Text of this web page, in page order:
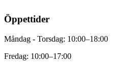
Öppettider
Måndag - Torsdag: 10:00–18:00
Fredag: 10:00–17:00